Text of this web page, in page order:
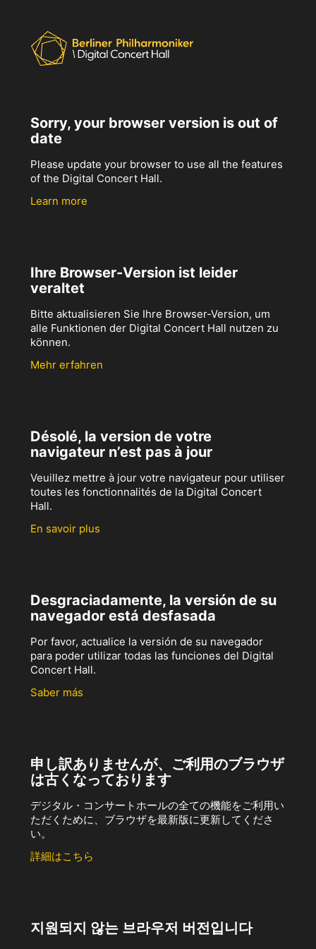
Sorry, your browser version is out of
date
Please update your browser to use all the features
of the Digital Concert Hall.
Learn more
Ihre Browser-Version ist leider
veraltet
Bitte aktualisieren Sie Ihre Browser-Version, um
alle Funktionen der Digital Concert Hall nutzen zu
können.
Mehr erfahren
Désolé, la version de votre
navigateur n’est pas à jour
Veuillez mettre à jour votre navigateur pour utiliser
toutes les fonctionnalités de la Digital Concert
Hall.
En savoir plus
Desgraciadamente, la versión de su
navegador está desfasada
Por favor, actualice la versión de su navegador
para poder utilizar todas las funciones del Digital
Concert Hall.
Saber más
申し訳ありませんが、ご利用のブラウザ
は古くなっております
デジタル・コンサートホールの全ての機能をご利用い
ただくために、ブラウザを最新版に更新してくださ
い。
詳細はこちら
지원되지 않는 브라우저 버전입니다